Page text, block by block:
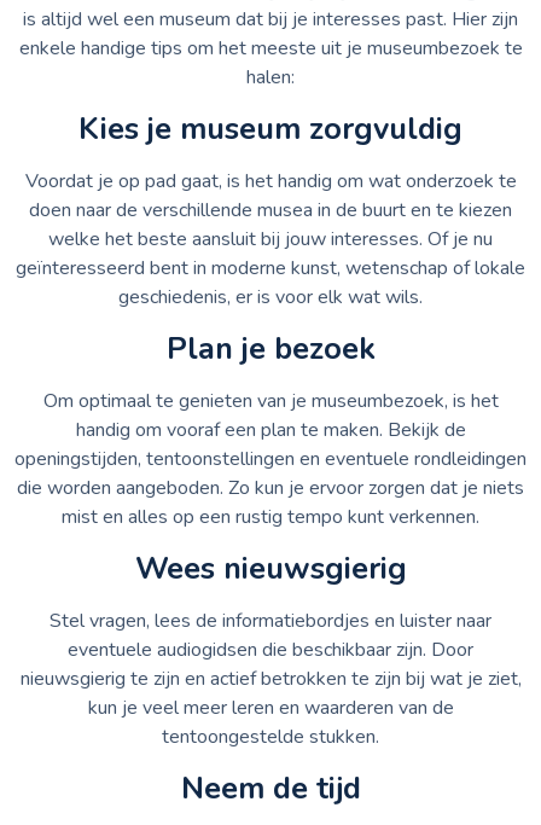
is altijd wel een museum dat bij je interesses past. Hier zijn
enkele handige tips om het meeste uit je museumbezoek te
halen:
Kies je museum zorgvuldig
Voordat je op pad gaat, is het handig om wat onderzoek te
doen naar de verschillende musea in de buurt en te kiezen
welke het beste aansluit bij jouw interesses. Of je nu
geïnteresseerd bent in moderne kunst, wetenschap of lokale
geschiedenis, er is voor elk wat wils.
Plan je bezoek
Om optimaal te genieten van je museumbezoek, is het
handig om vooraf een plan te maken. Bekijk de
openingstijden, tentoonstellingen en eventuele rondleidingen
die worden aangeboden. Zo kun je ervoor zorgen dat je niets
mist en alles op een rustig tempo kunt verkennen.
Wees nieuwsgierig
Stel vragen, lees de informatiebordjes en luister naar
eventuele audiogidsen die beschikbaar zijn. Door
nieuwsgierig te zijn en actief betrokken te zijn bij wat je ziet,
kun je veel meer leren en waarderen van de
tentoongestelde stukken.
Neem de tijd